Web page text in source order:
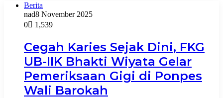
Berita
nad8 November 2025
0
1,539
Cegah Karies Sejak Dini, FKG
UB-IIK Bhakti Wiyata Gelar
Pemeriksaan Gigi di Ponpes
Wali Barokah